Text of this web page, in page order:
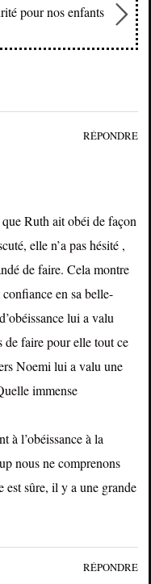
pour nos enfants
Ruth ait obéi de façon
elle n’a pas hésité ,
de faire. Cela montre
en sa belle-
lui a valu
de faire pour elle tout ce
Noemi lui a valu une
immense
à l’obéissance à la
nous ne comprenons
est sûre, il y a une grande
RÉPONDRE
RÉPONDRE